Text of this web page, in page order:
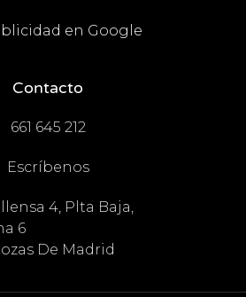
en Google
Contacto
661 645 212
Escríbenos
4, Plta Baja,
6
De Madrid